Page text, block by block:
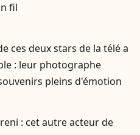
fil
ces deux stars de la télé a
: leur photographe
pleins d'émotion
: cet autre acteur de